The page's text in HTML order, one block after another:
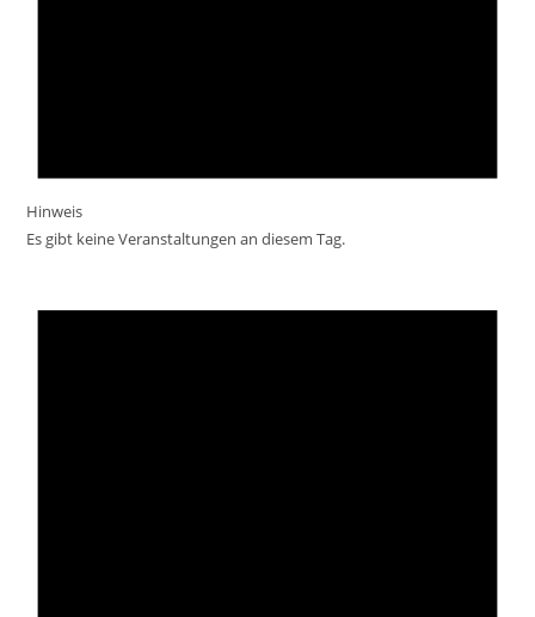
Hinweis
Es gibt keine Veranstaltungen an diesem Tag.